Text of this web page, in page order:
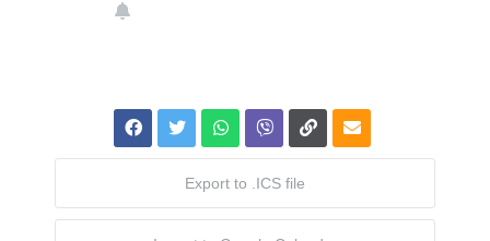
Export to .ICS file